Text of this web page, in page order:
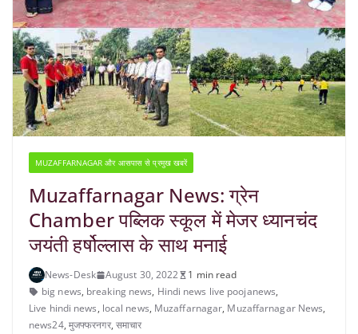
MUZAFFARNAGAR और आसपास से प्रमुख खबरें
Muzaffarnagar News: ग्रेन
Chamber पब्लिक स्कूल में मेजर ध्यानचंद
जयंती हर्षोल्लास के साथ मनाई
News-Desk August 30, 2022
1 min read
big news, breaking news, Hindi news live poojanews,
Live hindi news, local news, Muzaffarnagar, Muzaffarnagar News,
news24, मुजफ्फरनगर, समाचार